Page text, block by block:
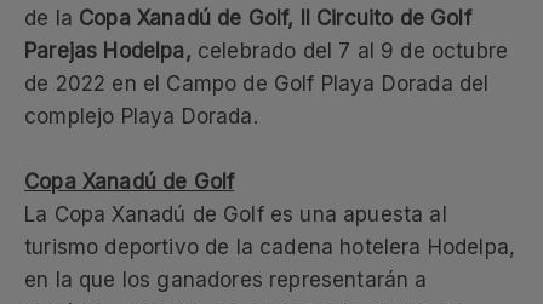
de la Copa Xanadú de Golf, II Circuito de Golf
Parejas Hodelpa, celebrado del 7 al 9 de octubre
de 2022 en el Campo de Golf Playa Dorada del
complejo Playa Dorada.
Copa Xanadú de Golf
La Copa Xanadú de Golf es una apuesta al
turismo deportivo de la cadena hotelera Hodelpa,
en la que los ganadores representarán a